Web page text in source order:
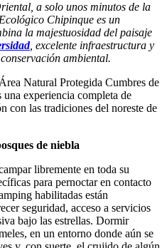
a solo unos minutos de la
Chipinque es un
la majestuosidad del paisaje
, excelente infraestructura y
ambiental.
Natural Protegida Cumbres de
experiencia completa de
con las tradiciones del noreste de
de niebla
libremente en toda su
para pernoctar en contacto
habilitadas están
seguridad, acceso a servicios
bajo las estrellas. Dormir
en un entorno donde aún se